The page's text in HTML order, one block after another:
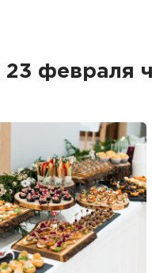
23 февраля